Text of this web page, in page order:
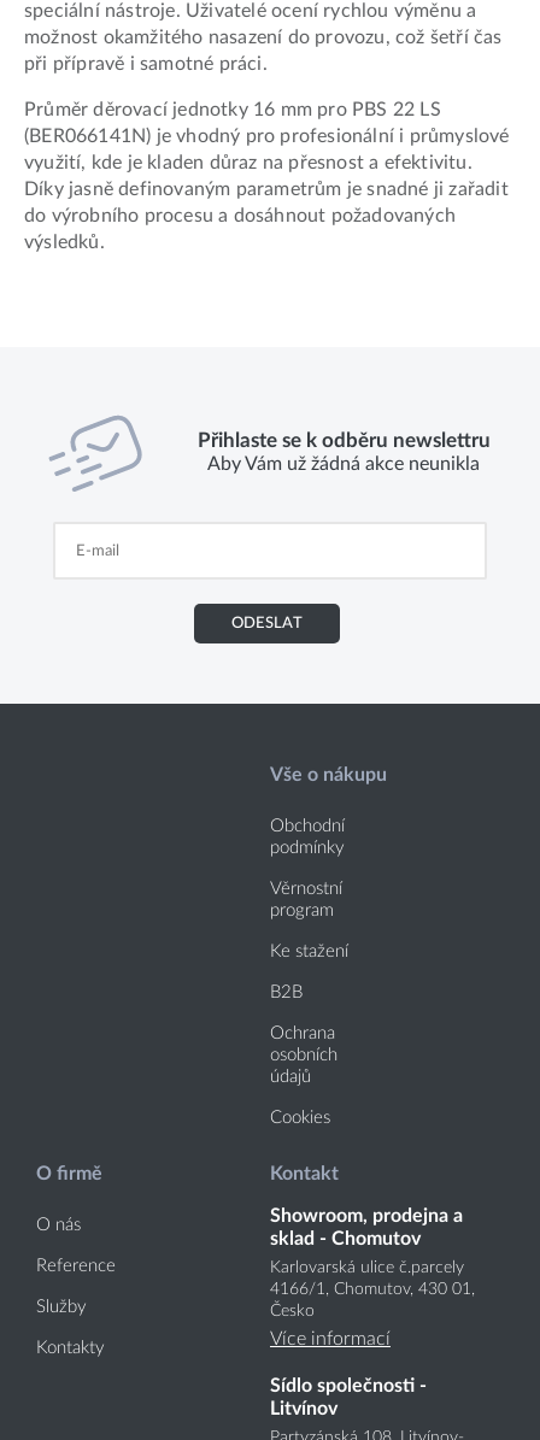
speciální nástroje. Uživatelé ocení rychlou výměnu a
možnost okamžitého nasazení do provozu, což šetří čas
při přípravě i samotné práci.
Průměr děrovací jednotky 16 mm pro PBS 22 LS
(BER066141N) je vhodný pro profesionální i průmyslové
využití, kde je kladen důraz na přesnost a efektivitu.
Díky jasně definovaným parametrům je snadné ji zařadit
do výrobního procesu a dosáhnout požadovaných
výsledků.
Přihlaste se k odběru newslettru
Aby Vám už žádná akce neunikla
ODESLAT
Vše o nákupu
Obchodní
podmínky
Věrnostní
program
Ke stažení
B2B
Ochrana
osobních
údajů
Cookies
O firmě
O nás
Reference
Služby
Kontakty
Kontakt
Showroom, prodejna a
sklad - Chomutov
Karlovarská ulice č.parcely
4166/1, Chomutov, 430 01,
Česko
Více informací
Sídlo společnosti -
Litvínov